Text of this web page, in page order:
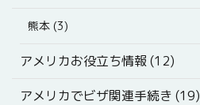
熊本 (3)
アメリカお役立ち情報 (12)
アメリカでビザ関連手続き (19)